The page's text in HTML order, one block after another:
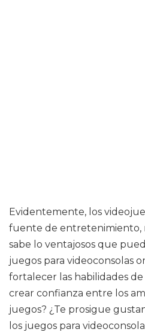
Evidentemente, los
fuente de entretenimiento,
sabe lo ventajosos que
juegos para videoconsolas
fortalecer las habilidades
crear confianza entre los
juegos? ¿Te prosigue
los juegos para